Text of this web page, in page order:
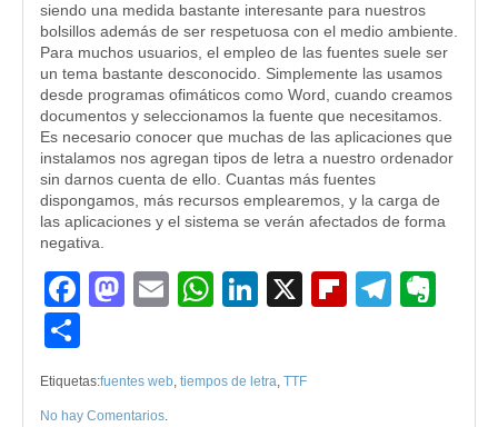
siendo una medida bastante interesante para nuestros
bolsillos además de ser respetuosa con el medio ambiente.
Para muchos usuarios, el empleo de las fuentes suele ser
un tema bastante desconocido. Simplemente las usamos
desde programas ofimáticos como Word, cuando creamos
documentos y seleccionamos la fuente que necesitamos.
Es necesario conocer que muchas de las aplicaciones que
instalamos nos agregan tipos de letra a nuestro ordenador
sin darnos cuenta de ello. Cuantas más fuentes
dispongamos, más recursos emplearemos, y la carga de
las aplicaciones y el sistema se verán afectados de forma
negativa.
Facebook
Mastodon
EmailWhatsApp
LinkedIn
X Flipboard
Etiquetas:fuentes web, tiempos de letra, TTF
No hay Comentarios.